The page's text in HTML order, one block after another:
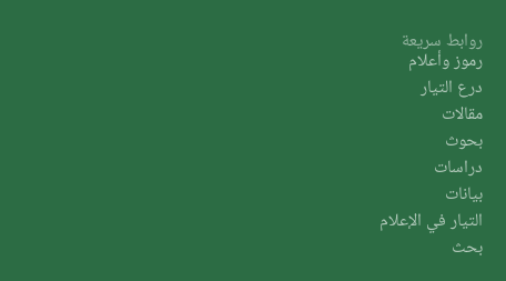
روابط سريعة
رموز وأعلام
درع التيار
مقالات
بحوث
دراسات
بيانات
التيار في الإعلام
بحث